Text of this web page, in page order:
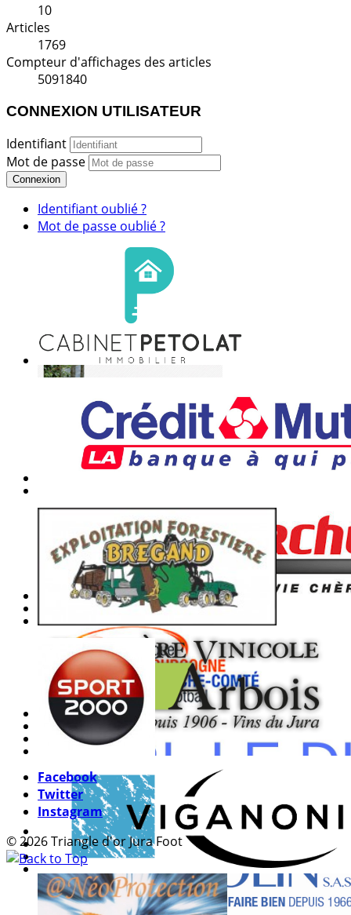
10
Articles
1769
Compteur d'affichages des articles
5091840
CONNEXION UTILISATEUR
Identifiant
Mot de passe
Connexion
Identifiant oublié ?
Mot de passe oublié ?
Facebook
Twitter
Instagram
© 2026 Triangle d'or Jura Foot